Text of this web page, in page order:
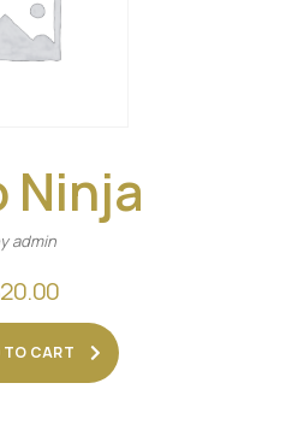
Ninja
admin
20.00
TO CART